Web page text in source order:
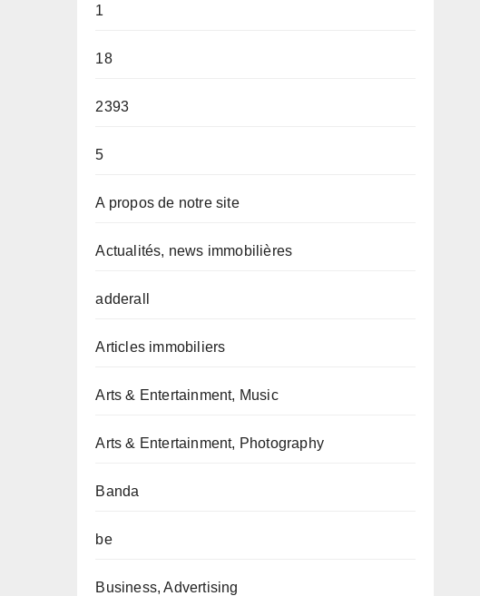
1
18
2393
5
A propos de notre site
Actualités, news immobilières
adderall
Articles immobiliers
Arts & Entertainment, Music
Arts & Entertainment, Photography
Banda
be
Business, Advertising